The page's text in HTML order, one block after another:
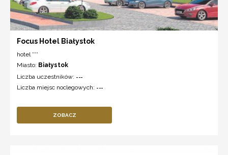
Focus Hotel Białystok
hotel ***
Miasto: Białystok
Liczba uczestników: ---
Liczba miejsc noclegowych: ---
ZOBACZ